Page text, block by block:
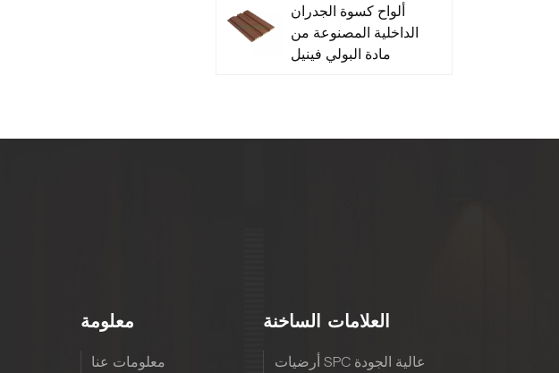
ألواح كسوة الجدران
الداخلية المصنوعة من
مادة البولي فينيل
معلومة
معلومات عنا
العلامات الساخنة
أرضيات SPC عالية الجودة